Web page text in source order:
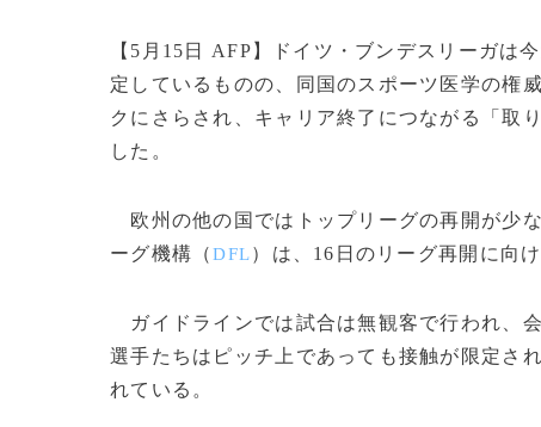
【5月15日 AFP】ドイツ・ブンデスリーガは
定しているものの、同国のスポーツ医学の権
クにさらされ、キャリア終了につながる「取
した。
欧州の他の国ではトップリーグの再開が少
ーグ機構（DFL）は、16日のリーグ再開に向
ガイドラインでは試合は無観客で行われ、
選手たちはピッチ上であっても接触が限定さ
れている。